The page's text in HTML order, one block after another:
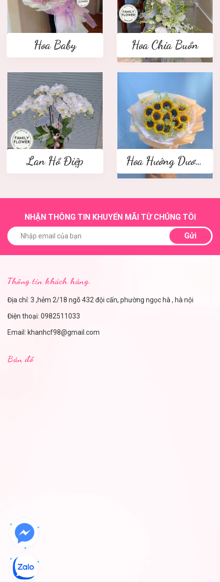
Hoa Baby Hoa Chia Buồn
Lan Hồ Điệp Hoa Hướng Dương
NHẬN THÔNG TIN KHUYẾN MÃI TỪ CHÚNG TÔI
Gửi
Thông tin khách hàng.
Địa chỉ: 3 ,hẻm 2/18 ngõ 432 đội cấn, phường ngọc hà , hà nội
Điện thoại: 0982511033
Email: khanhcf98@gmail.com
Bản đồ